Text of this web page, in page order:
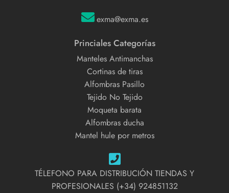
exma@exma.es
Princiales Categorías
Manteles Antimanchas
Cortinas de tiras
Alfombras Pasillo
Tejido No Tejido
Moqueta barata
Alfombras ducha
Mantel hule por metros
TÉLEFONO PARA DISTRIBUCIÓN TIENDAS Y
PROFESIONALES (+34) 924851132